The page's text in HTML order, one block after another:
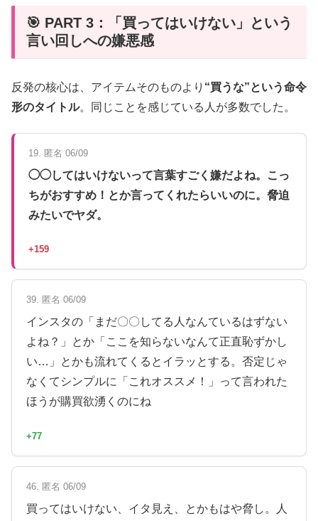
🎯 PART 3：「買ってはいけない」という
言い回しへの嫌悪感
反発の核心は、アイテムそのものより “買うな”という命令
形のタイトル。同じことを感じている人が多数でした。
19. 匿名 06/09
◯◯してはいけないって言葉すごく嫌だよね。こっ
ちがおすすめ！とか言ってくれたらいいのに。脅迫
みたいでヤダ。
+159
39. 匿名 06/09
インスタの「まだ〇〇してる人なんているはずない
よね？」とか「ここを知らないなんて正直恥ずかし
い…」とかも流れてくるとイラッとする。否定じゃ
なくてシンプルに「これオススメ！」って言われた
ほうが購買欲湧くのにね
+77
46. 匿名 06/09
買ってはいけない、イタ見え、とかもはや脅し。人